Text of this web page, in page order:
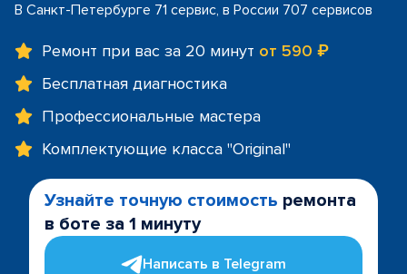
В Санкт-Петербурге 71 сервис, в России 707 сервисов
Ремонт при вас за 20 минут от 590 ₽
Бесплатная диагностика
Профессиональные мастера
Комплектующие класса "Original"
Узнайте точную стоимость ремонта
в боте за 1 минуту
Написать в Telegram